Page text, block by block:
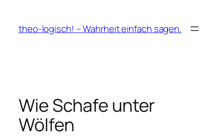
springen
theo-logisch! – Wahrheit einfach sagen.
Wie Schafe unter
Wölfen